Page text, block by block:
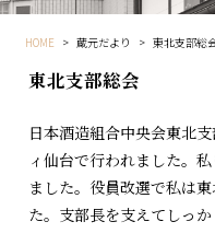
HOME > 蔵元だより > 東北支部総
東北支部総会
日本酒造組合中央会東北
ィ仙台で行われました。
ました。役員改選で私は
た。支部長を支えてしっか